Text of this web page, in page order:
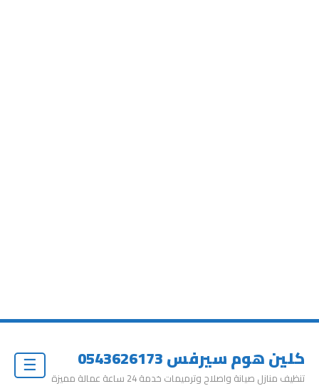
كلين هوم سيرفس 0543626173
تنظيف منازل صيانة واصلاح وترميمات خدمة 24 ساعة عمالة مميزة